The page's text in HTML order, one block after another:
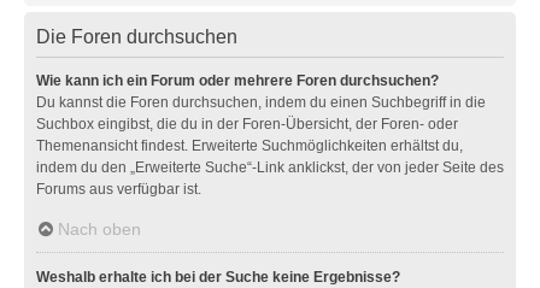
Die Foren durchsuchen
Wie kann ich ein Forum oder mehrere Foren durchsuchen?
Du kannst die Foren durchsuchen, indem du einen Suchbegriff in die
Suchbox eingibst, die du in der Foren-Übersicht, der Foren- oder
Themenansicht findest. Erweiterte Suchmöglichkeiten erhältst du,
indem du den „Erweiterte Suche“-Link anklickst, der von jeder Seite des
Forums aus verfügbar ist.
Nach oben
Weshalb erhalte ich bei der Suche keine Ergebnisse?